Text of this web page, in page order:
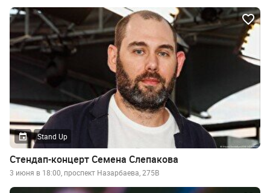
Stand Up
Стендап-концерт Семена Слепакова
3 июня в 18:00, проспект Назарбаева, 275В